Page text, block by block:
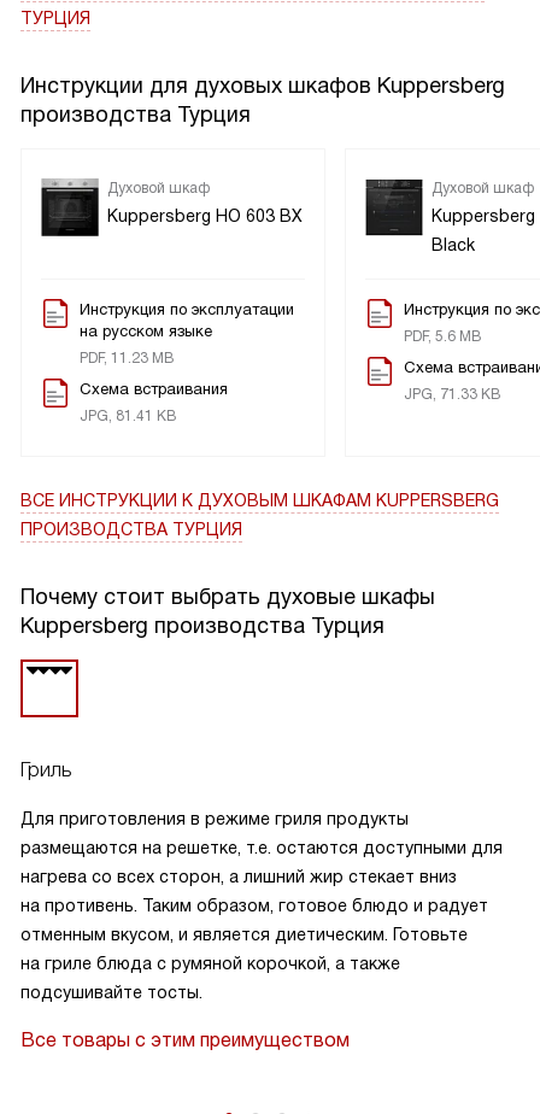
ТУРЦИЯ
Инструкции для духовых шкафов Kuppersberg
производства Турция
Духовой шкаф
Kuppersberg HO 603 BX
Инструкция по эксплуатации
на русском языке
PDF, 11.23 MB
Схема встраивания
JPG, 81.41 KB
Духовой шкаф
Kuppersberg
Black
Инструкция по
PDF, 5.6 MB
Схема
JPG, 71.33 KB
ВСЕ ИНСТРУКЦИИ К ДУХОВЫМ ШКАФАМ KUPPERSBERG
ПРОИЗВОДСТВА ТУРЦИЯ
Почему стоит выбрать духовые шкафы
Kuppersberg производства Турция
Гриль
Для приготовления в режиме гриля продукты
размещаются на решетке, т.е. остаются доступными для
нагрева со всех сторон, а лишний жир стекает вниз
на противень. Таким образом, готовое блюдо и радует
отменным вкусом, и является диетическим. Готовьте
на гриле блюда с румяной корочкой, а также
подсушивайте тосты.
Все товары с этим преимуществом